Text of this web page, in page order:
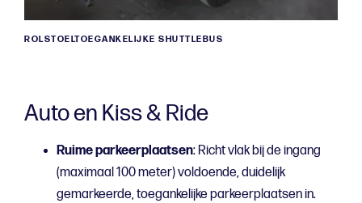
ROLSTOELTOEGANKELIJKE SHUTTLEBUS
Auto en Kiss & Ride
Ruime parkeerplaatsen: Richt vlak bij de ingang
(maximaal 100 meter) voldoende, duidelijk
gemarkeerde, toegankelijke parkeerplaatsen in.